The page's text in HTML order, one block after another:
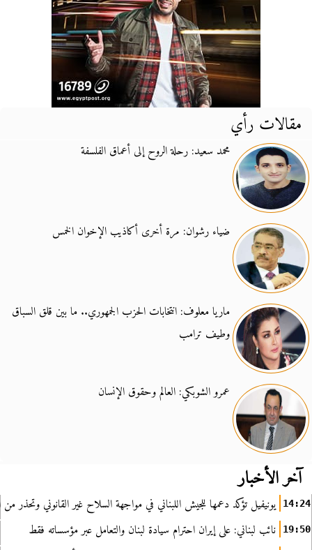
مقالات رأي
محمد سعيد: رحلة الروح إلى أعماق الفلسفة
ضياء رشوان: مرة أخرى أكاذيب الإخوان الخمس
ماريا معلوف: انتخابات الحزب الجمهوري.. ما بين قلق السباق
وطيف ترامب
عمرو الشوبكي: العالم وحقوق الإنسان
آخر الأخبار
14:24 يونيفيل تؤكد دعمها للجيش اللبناني في مواجهة السلاح غير القانوني وتحذر من
19:50 نائب لبناني: على إيران احترام سيادة لبنان والتعامل عبر مؤسساته فقط